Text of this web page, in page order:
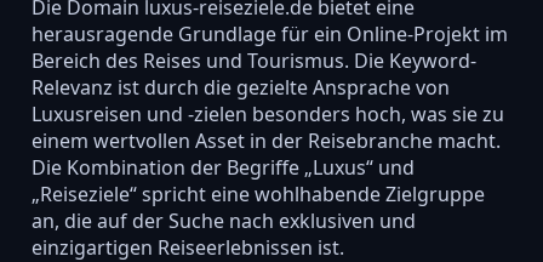
Die Domain luxus-reiseziele.de bietet eine
herausragende Grundlage für ein Online-Projekt im
Bereich des Reises und Tourismus. Die Keyword-
Relevanz ist durch die gezielte Ansprache von
Luxusreisen und -zielen besonders hoch, was sie zu
einem wertvollen Asset in der Reisebranche macht.
Die Kombination der Begriffe „Luxus“ und
„Reiseziele“ spricht eine wohlhabende Zielgruppe
an, die auf der Suche nach exklusiven und
einzigartigen Reiseerlebnissen ist.